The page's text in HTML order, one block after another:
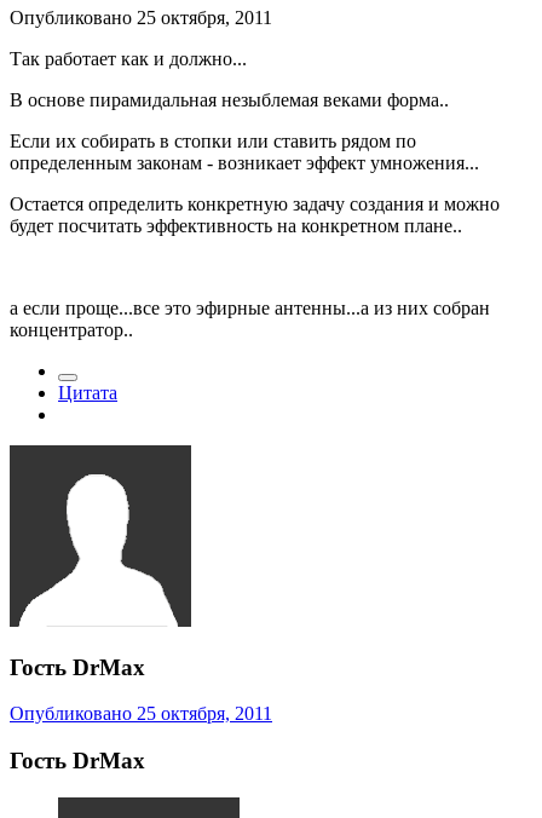
Опубликовано 25 октября, 2011
Так работает как и должно...
В основе пирамидальная незыблемая веками форма..
Если их собирать в стопки или ставить рядом по
определенным законам - возникает эффект умножения...
Остается определить конкретную задачу создания и можно
будет посчитать эффективность на конкретном плане..
а если проще...все это эфирные антенны...а из них собран
концентратор..
Цитата
Гость DrMax
Опубликовано 25 октября, 2011
Гость DrMax